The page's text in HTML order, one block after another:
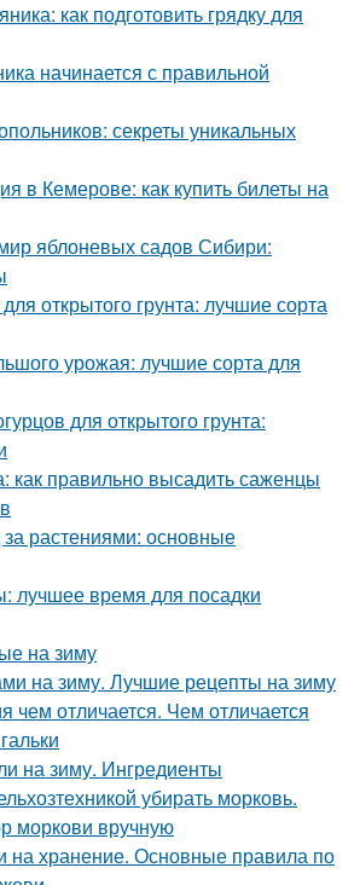
как подготовить грядку для
начинается с правильной
секреты уникальных
в Кемерове: как купить билеты на
яблоневых садов Сибири:
открытого грунта: лучшие сорта
урожая: лучшие сорта для
для открытого грунта:
как правильно высадить саженцы
растениями: основные
лучшее время для посадки
на зиму
на зиму. Лучшие рецепты на зиму
чем отличается. Чем отличается
на зиму. Ингредиенты
убирать морковь.
моркови вручную
на хранение. Основные правила по